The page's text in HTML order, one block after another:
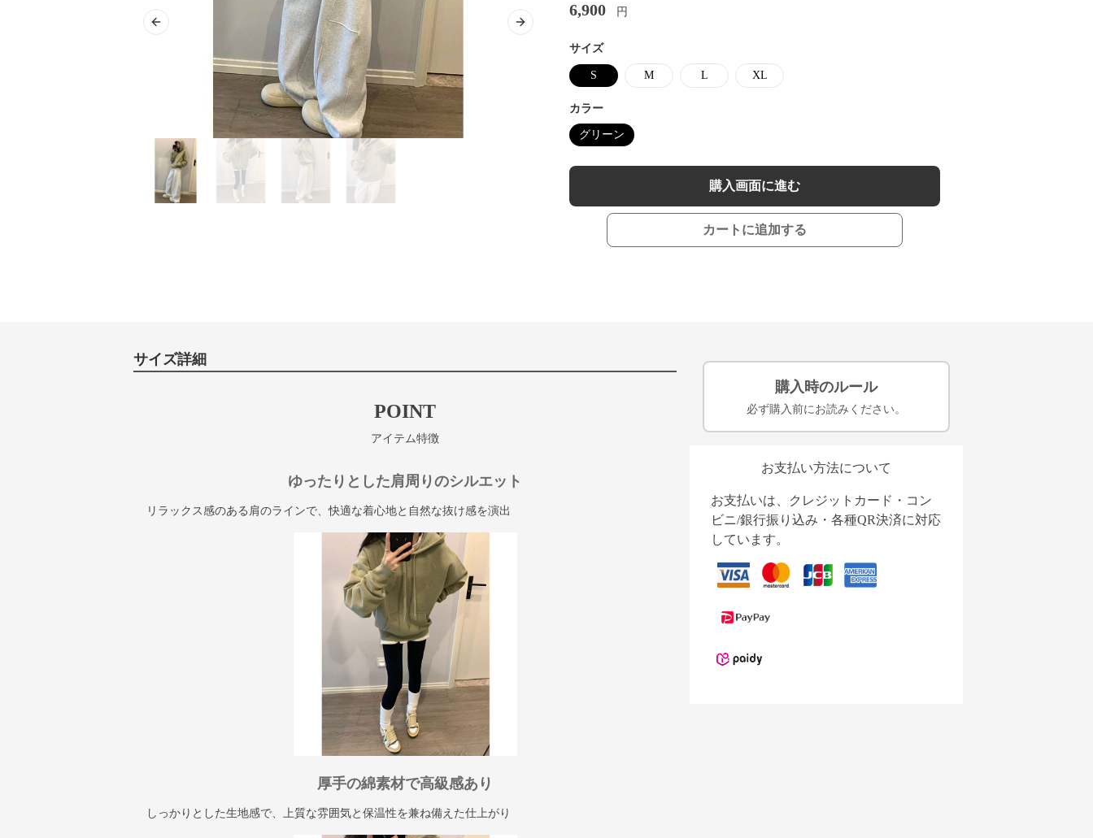
Previous slide Next slide
6,900 円
サイズ
S M L XL
カラー
グリーン
購入画面に進む
カートに追加する
サイズ詳細
POINT
アイテム特徴
ゆったりとした肩周りのシルエット
リラックス感のある肩のラインで、快適な着心地と自然な抜け感を演出
厚手の綿素材で高級感あり
しっかりとした生地感で、上質な雰囲気と保温性を兼ね備えた仕上がり
購入時のルール
必ず購入前にお読みください。
お支払い方法について
お支払いは、クレジットカード・コン
ビニ/銀行振り込み・各種QR決済に対応
しています。